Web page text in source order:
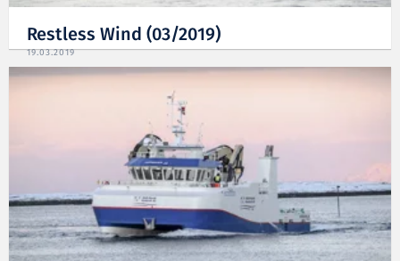
Restless Wind (03/2019)
19.03.2019